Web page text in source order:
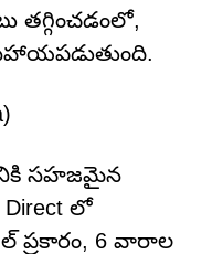
తగ్గించడంలో,
సహజమైన
లో
ప్రకారం, 6 వారాల